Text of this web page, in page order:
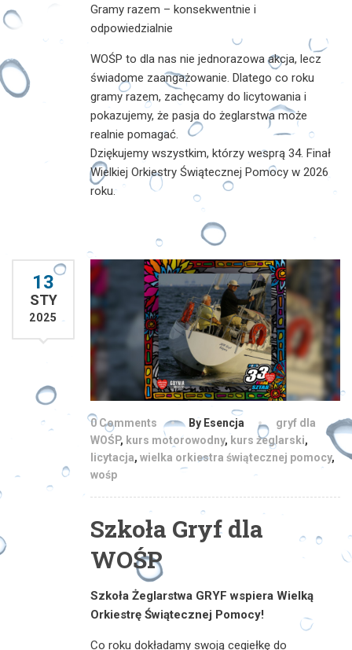
Gramy razem – konsekwentnie i
odpowiedzialnie
WOŚP to dla nas nie jednorazowa akcja, lecz
świadome zaangażowanie. Dlatego co roku
gramy razem, zachęcamy do licytowania i
pokazujemy, że pasja do żeglarstwa może
realnie pomagać.
Dziękujemy wszystkim, którzy wesprą 34. Finał
Wielkiej Orkiestry Świątecznej Pomocy w 2026
roku.
13
STY
2025
0 Comments By Esencja
gryf dla
WOŚP, kurs motorowodny, kurs żeglarski,
licytacja, wielka orkiestra świątecznej pomocy,
wośp
Szkoła Gryf dla
WOŚP
Szkoła Żeglarstwa GRYF wspiera Wielką
Orkiestrę Świątecznej Pomocy!
Co roku dokładamy swoją cegiełkę do